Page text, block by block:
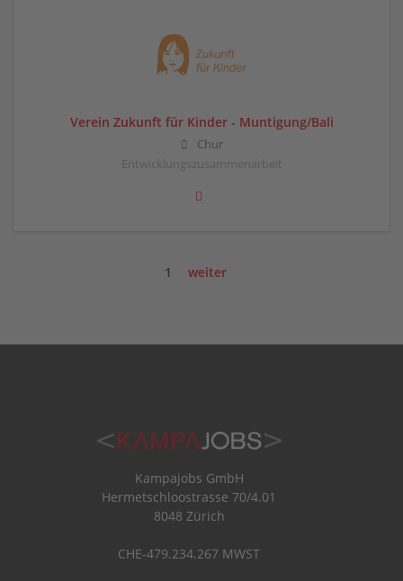
Verein Zukunft für Kinder - Muntigung/Bali
Chur
Entwicklungszusammenarbeit
1 weiter
Kampajobs GmbH
Hermetschloostrasse 70/4.01
8048 Zürich
CHE-479.234.267 MWST